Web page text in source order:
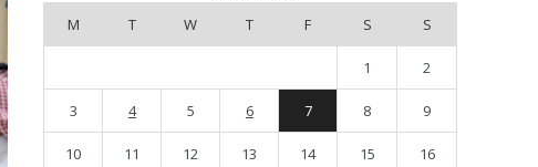
M
T W T F S S
1 2
3 4 5 6 7 8 9
10 11 12 13 14 15 16